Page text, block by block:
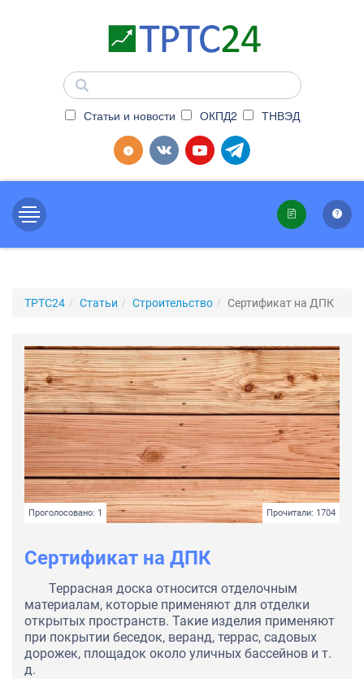
Статьи и новости ОКПД2 ТНВЭД
ТРТС24 Статьи Строительство Сертификат на ДПК
Проголосовано: 1 Прочитали: 1704
Сертификат на ДПК
Террасная доска относится отделочным
материалам, которые применяют для отделки
открытых пространств. Такие изделия применяют
при покрытии беседок, веранд, террас, садовых
дорожек, площадок около уличных бассейнов и т.
д.